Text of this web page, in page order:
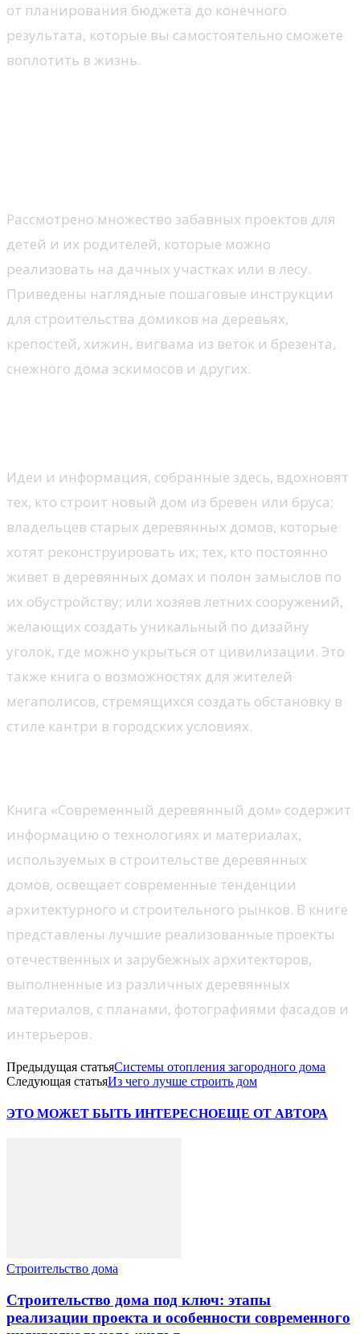
от планирования бюджета до конечного
результата, которые вы самостоятельно сможете
воплотить в жизнь.
Рассмотрено множество забавных проектов для
детей и их родителей, которые можно
реализовать на дачных участках или в лесу.
Приведены наглядные пошаговые инструкции
для строительства домиков на деревьях,
крепостей, хижин, вигвама из веток и брезента,
снежного дома эскимосов и других.
Идеи и информация, собранные здесь, вдохновят
тех, кто строит новый дом из бревен или бруса;
владельцев старых деревянных домов, которые
хотят реконструировать их; тех, кто постоянно
живет в деревянных домах и полон замыслов по
их обустройству; или хозяев летних сооружений,
желающих создать уникальный по дизайну
уголок, где можно укрыться от цивилизации. Это
также книга о возможностях для жителей
мегаполисов, стремящихся создать обстановку в
стиле кантри в городских условиях.
Книга «Современный деревянный дом» содержит
информацию о технологиях и материалах,
используемых в строительстве деревянных
домов, освещает современные тенденции
архитектурного и строительного рынков. В книге
представлены лучшие реализованные проекты
отечественных и зарубежных архитекторов,
выполненные из различных деревянных
материалов, с планами, фотографиями фасадов и
интерьеров.
Предыдущая статьяСистемы отопления загородного дома
Следующая статьяИз чего лучше строить дом
ЭТО МОЖЕТ БЫТЬ ИНТЕРЕСНОЕЩЕ ОТ АВТОРА
Строительство дома
Строительство дома под ключ: этапы
реализации проекта и особенности современного